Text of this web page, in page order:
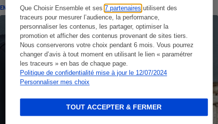
Que Choisir Ensemble et ses7 partenaires utilisent des
traceurs pour mesurer l’audience, la performance,
personnaliser les contenus, les partager, optimiser la
promotion et afficher des contenus provenant de sites tiers.
Nous conserverons votre choix pendant 6 mois. Vous pourrez
changer d’avis à tout moment en utilisant le lien « paramétrer
les traceurs » en bas de chaque page.
Politique de confidentialité mise à jour le 12/07/2024
Personnaliser mes choix
TOUT ACCEPTER & FERMER
ENQUÊTE